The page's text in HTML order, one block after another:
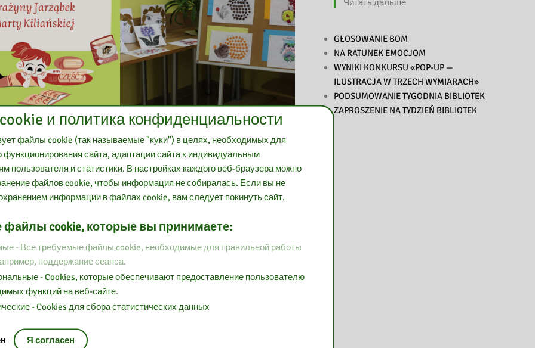
Читать дальше
GŁOSOWANIE BOM
NA RATUNEK EMOCJOM
WYNIKI KONKURSU «POP-UP —
ILUSTRACJA W TRZECH WYMIARACH»
PODSUMOWANIE TYGODNIA BIBLIOTEK
ZAPROSZENIE NA TYDZIEŃ BIBLIOTEK
и политика конфиденциальности
файлы cookie (так называемые "куки") в целях, необходимых для
сайта, адаптации сайта к индивидуальным
пользователя и статистики. В настройках каждого веб-браузера можно
файлов cookie, чтобы информация не собиралась. Если вы не
информации в файлах cookie, вам следует покинуть сайт.
файлы cookie, которые вы принимаете:
- Все требуемые файлы cookie, необходимые для правильной работы
поддержание сеанса.
- Cookies, которые обеспечивают предоставление пользователю
функций на веб-сайте.
- Cookies для сбора статистических данных
Я согласен